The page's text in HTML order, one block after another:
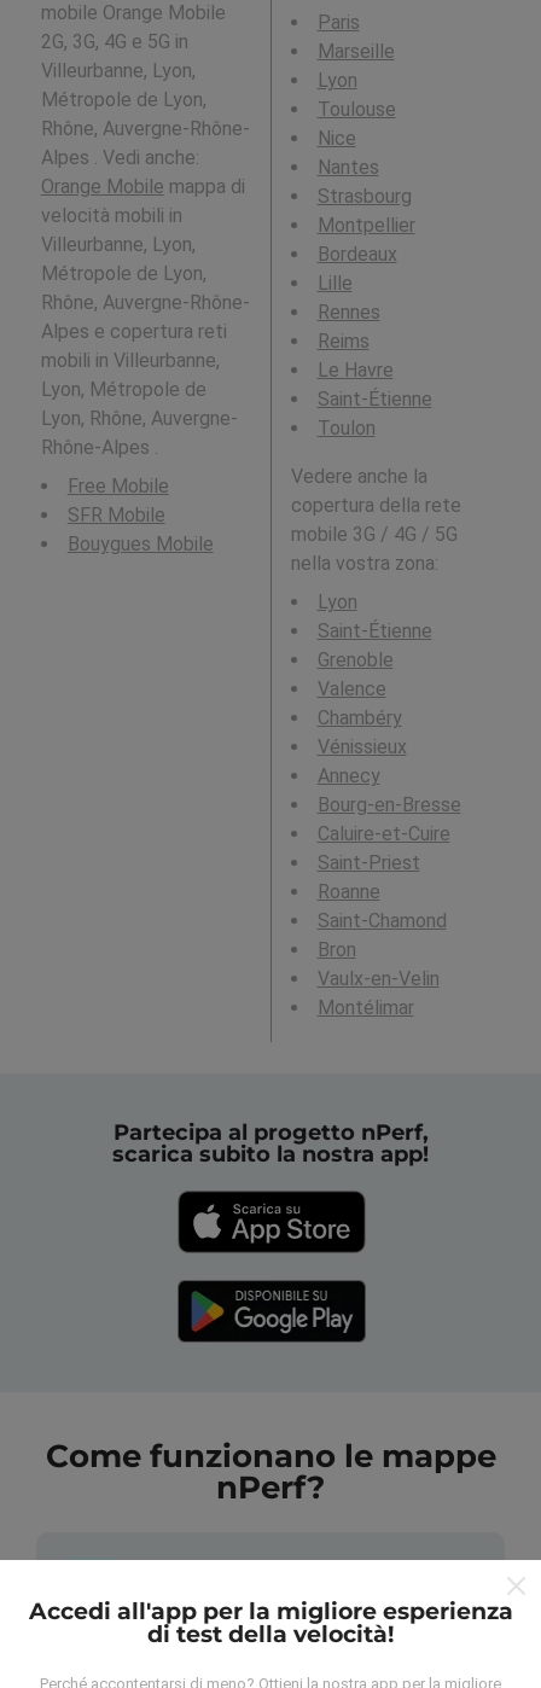
mobile Orange Mobile
2G, 3G, 4G e 5G in
Villeurbanne, Lyon,
Métropole de Lyon,
Rhône, Auvergne-Rhône-
Alpes . Vedi anche:
Orange Mobile mappa di
velocità mobili in
Villeurbanne, Lyon,
Métropole de Lyon,
Rhône, Auvergne-Rhône-
Alpes e copertura reti
mobili in Villeurbanne,
Lyon, Métropole de
Lyon, Rhône, Auvergne-
Rhône-Alpes .
Free Mobile
SFR Mobile
Bouygues Mobile
Paris
Marseille
Lyon
Toulouse
Nice
Nantes
Strasbourg
Montpellier
Bordeaux
Lille
Rennes
Reims
Le Havre
Saint-Étienne
Toulon
Vedere anche la
copertura della rete
mobile 3G / 4G / 5G
nella vostra zona:
Lyon
Saint-Étienne
Grenoble
Valence
Chambéry
Vénissieux
Annecy
Bourg-en-Bresse
Caluire-et-Cuire
Saint-Priest
Roanne
Saint-Chamond
Bron
Vaulx-en-Velin
Montélimar
Partecipa al progetto nPerf,
scarica subito la nostra app!
Come funzionano le mappe
nPerf?
Accedi all'app per la migliore esperienza
di test della velocità!
Perché accontentarsi di meno? Ottieni la nostra app per la migliore